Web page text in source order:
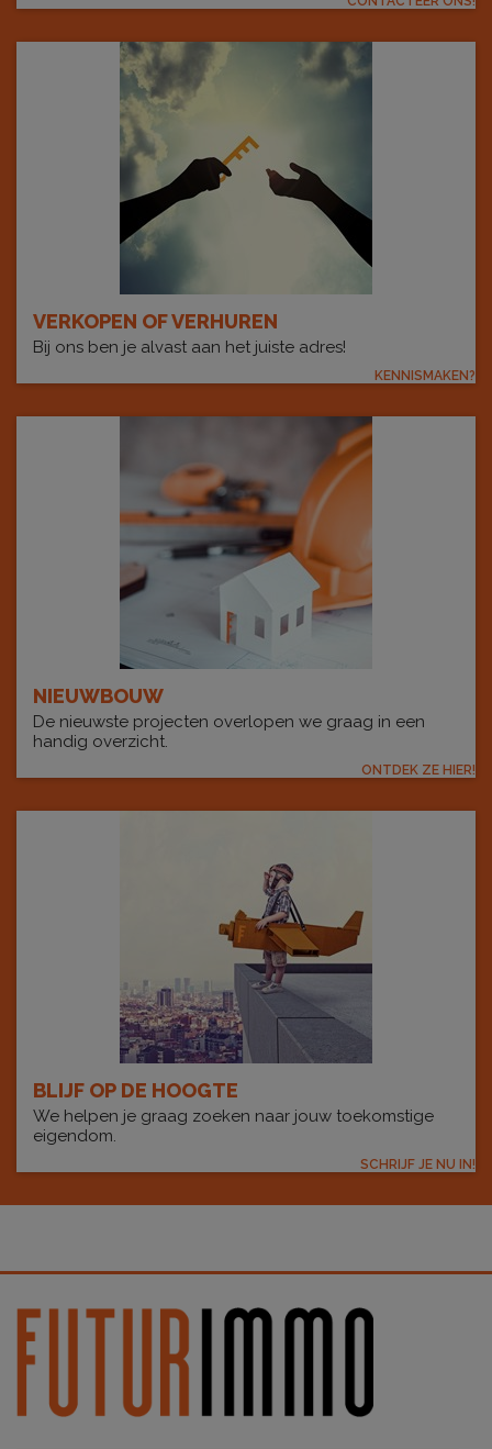
VERKOPEN OF VERHUREN
Bij ons ben je alvast aan het juiste adres!
KENNISMAKEN?
NIEUWBOUW
De nieuwste projecten overlopen we graag in een
handig overzicht.
ONTDEK ZE HIER!
BLIJF OP DE HOOGTE
We helpen je graag zoeken naar jouw toekomstige
eigendom.
SCHRIJF JE NU IN!